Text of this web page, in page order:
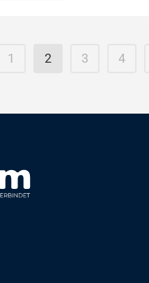
1 2 3 4